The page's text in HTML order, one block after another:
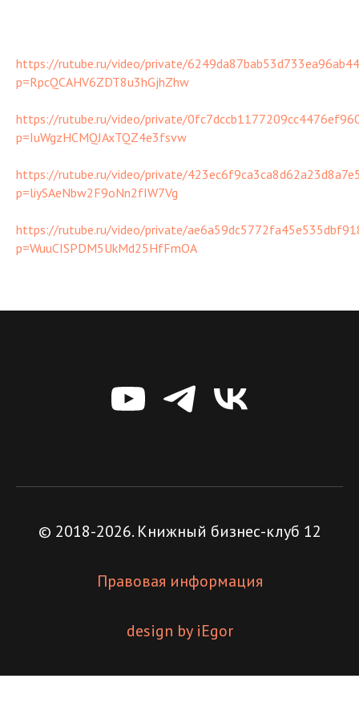
https://rutube.ru/video/private/
p=RpcQCAHV6ZDT8u3hGjhZhw
https://rutube.ru/video/private/
p=IuWgzHCMQJAxTQZ4e3fsvw
https://rutube.ru/video/private/
p=liySAeNbw2F9oNn2fIW7Vg
https://rutube.ru/video/private/
p=WuuCISPDM5UkMd25HfFmOA
© 2018-2026. Книжный бизнес-клуб 12
Правовая информация
design by iEgor